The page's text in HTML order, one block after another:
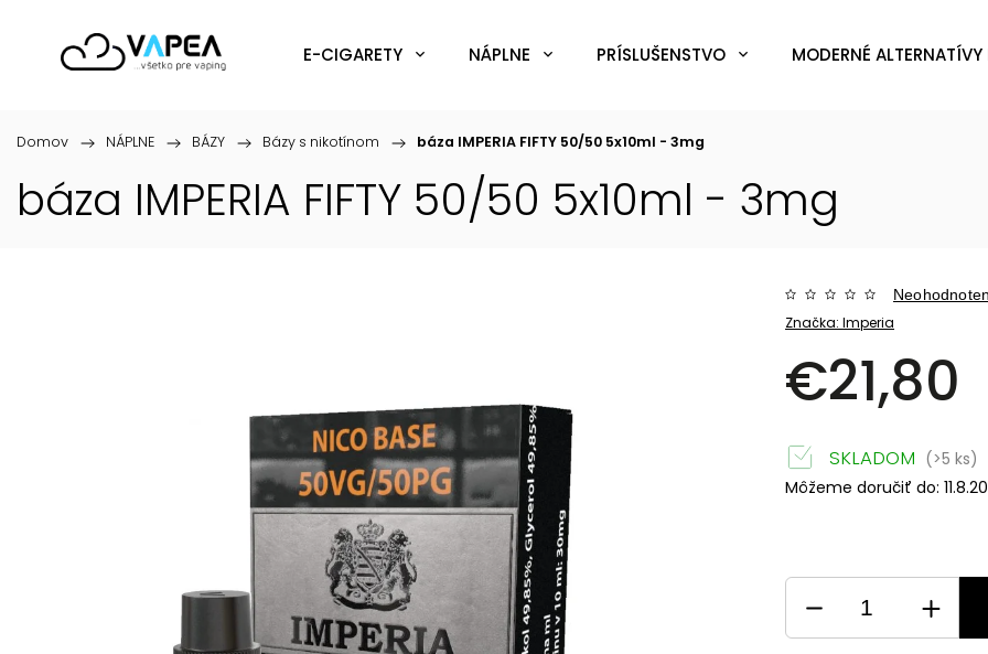
E-CIGARETY NÁPLNE PRÍSLUŠENSTVO MODERNÉ ALTERNATÍVY
Domov / NÁPLNE / BÁZY / Bázy s nikotínom / báza IMPERIA FIFTY 50/50 5x10ml - 3mg
báza IMPERIA FIFTY 50/50 5x10ml - 3mg
Značka:Imperia
€21,80
SKLADOM (>5 ks)
Môžeme doručiť do: